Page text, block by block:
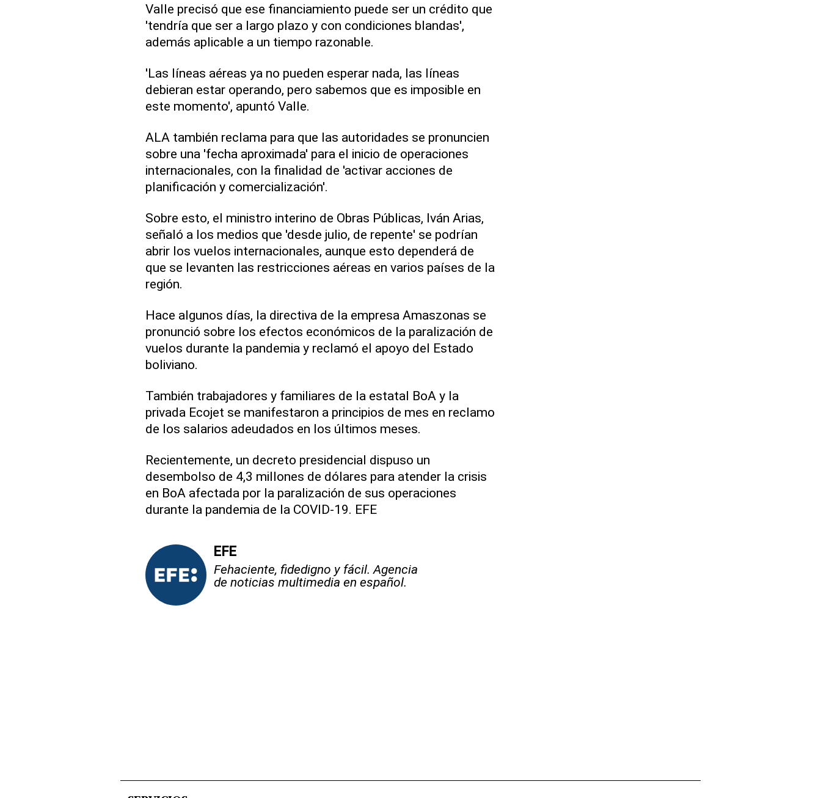
Valle precisó que ese financiamiento puede ser un crédito que
'tendría que ser a largo plazo y con condiciones blandas',
además aplicable a un tiempo razonable.
'Las líneas aéreas ya no pueden esperar nada, las líneas
debieran estar operando, pero sabemos que es imposible en
este momento', apuntó Valle.
ALA también reclama para que las autoridades se pronuncien
sobre una 'fecha aproximada' para el inicio de operaciones
internacionales, con la finalidad de 'activar acciones de
planificación y comercialización'.
Sobre esto, el ministro interino de Obras Públicas, Iván Arias,
señaló a los medios que 'desde julio, de repente' se podrían
abrir los vuelos internacionales, aunque esto dependerá de
que se levanten las restricciones aéreas en varios países de la
región.
Hace algunos días, la directiva de la empresa Amaszonas se
pronunció sobre los efectos económicos de la paralización de
vuelos durante la pandemia y reclamó el apoyo del Estado
boliviano.
También trabajadores y familiares de la estatal BoA y la
privada Ecojet se manifestaron a principios de mes en reclamo
de los salarios adeudados en los últimos meses.
Recientemente, un decreto presidencial dispuso un
desembolso de 4,3 millones de dólares para atender la crisis
en BoA afectada por la paralización de sus operaciones
durante la pandemia de la COVID-19. EFE
EFE
Fehaciente, fidedigno y fácil. Agencia
de noticias multimedia en español.